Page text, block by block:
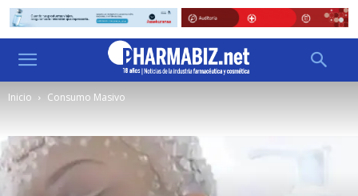
Inicio Consumo Masivo